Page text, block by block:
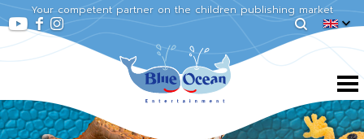
Your competent partner on the children publishing market